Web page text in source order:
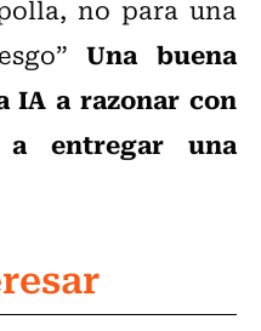
no para una
Una buena
IA a razonar con
entregar una